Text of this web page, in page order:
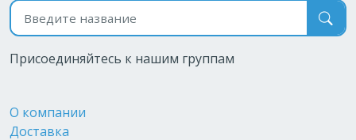
Поиск по названию
Присоединяйтесь к нашим группам
О компании
Доставка